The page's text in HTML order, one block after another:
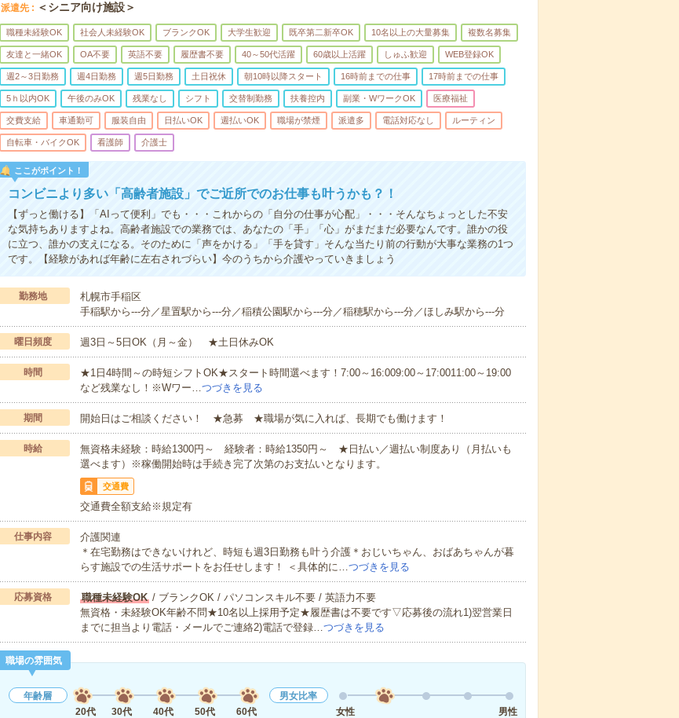
派遣先 ＜シニア向け施設＞
職種未経験OK 社会人未経験OK ブランクOK 大学生歓迎 既卒第二新卒OK 10名以上の大量募集 複数名募集
友達と一緒OK OA不要 英語不要 履歴書不要 40～50代活躍 60歳以上活躍 しゅふ歓迎 WEB登録OK
週2～3日勤務 週4日勤務 週5日勤務 土日祝休 朝10時以降スタート 16時前までの仕事 17時前までの仕事
5ｈ以内OK 午後のみOK 残業なし シフト 交替制勤務 扶養控内 副業・WワークOK 医療福祉
交費支給 車通勤可 服装自由 日払いOK 週払いOK 職場が禁煙 派遣多 電話対応なし ルーティン
自転車・バイクOK 看護師 介護士
ここがポイント！
コンビニより多い「高齢者施設」でご近所でのお仕事も叶うかも？！
【ずっと働ける】「AIって便利」でも・・・これからの「自分の仕事が心配」・・・そんなちょっとした不安
な気持ちありますよね。高齢者施設での業務では、あなたの「手」「心」がまだまだ必要なんです。誰かの役
に立つ、誰かの支えになる。そのために「声をかける」「手を貸す」そんな当たり前の行動が大事な業務の1つ
です。【経験があれば年齢に左右されづらい】今のうちから介護やっていきましょう
勤務地
札幌市手稲区
手稲駅から---分／星置駅から---分／稲積公園駅から---分／稲穂駅から---分／ほしみ駅から---分
曜日頻度 週3日～5日OK（月～金） ★土日休みOK
時間
★1日4時間～の時短シフトOK★スタート時間選べます！7:00～16:009:00～17:0011:00～19:00
など残業なし！※Wワー…つづきを見る
期間 開始日はご相談ください！ ★急募 ★職場が気に入れば、長期でも働けます！
時給
無資格未経験：時給1300円～ 経験者：時給1350円～ ★日払い／週払い制度あり（月払いも
選べます）※稼働開始時は手続き完了次第のお支払いとなります。
交通費
交通費全額支給※規定有
仕事内容
介護関連
＊在宅勤務はできないけれど、時短も週3日勤務も叶う介護＊おじいちゃん、おばあちゃんが暮
らす施設での生活サポートをお任せします！ ＜具体的に…つづきを見る
応募資格 職種未経験OK/ ブランクOK / パソコンスキル不要 / 英語力不要
無資格・未経験OK年齢不問★10名以上採用予定★履歴書は不要です▽応募後の流れ1)翌営業日
までに担当より電話・メールでご連絡2)電話で登録…つづきを見る
職場の雰囲気
年齢層
20代
30代 40代 50代 60代
男女比率
女性
男性